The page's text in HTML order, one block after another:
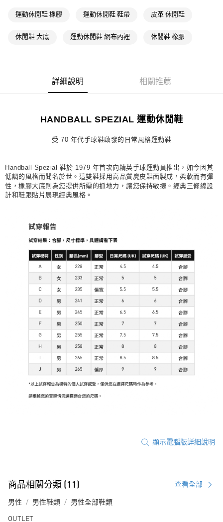
付款後萊爾富取貨
7-11取貨付款
每筆NT$80，滿NT$1,500(含以上)免運費
每筆NT$80，滿NT$1,500(含以上)免運費
付款後門市自取
運動休閒鞋 橡膠 運動休閒鞋 鞋帶 皮革 休閒鞋
休閒鞋 大底 運動休閒鞋 網布內裡 休閒鞋 橡膠
詳細說明 相關推薦
HANDBALL SPEZIAL 運動休閒鞋
受 70 年代手球鞋啟發的日常風格運動鞋
Handball Spezial 鞋於 1979 年首次向精英手球運動員推出，如今因其
低調的風格而聞名於世。這雙鞋採用高品質麂皮鞋面製成，柔軟而有彈
性，橡膠大底則為您提供所需的抓地力，讓您保持敏捷。經典三條線設
計和鞋跟貼片展現經典風格。
顯示電腦版詳細說明
商品相關分類 (11) 查看全部
男性 男性鞋類 男性全部鞋類
OUTLET